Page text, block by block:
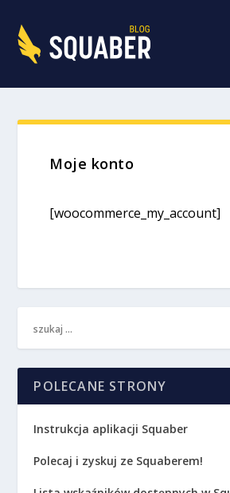
Moje konto
[woocommerce_my_account]
POLECANE STRONY
Instrukcja aplikacji Squaber
Polecaj i zyskuj ze Squaberem!